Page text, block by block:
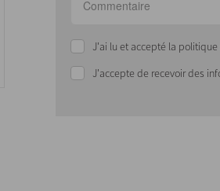
J'ai lu et accepté la
J'accepte de recevoir des